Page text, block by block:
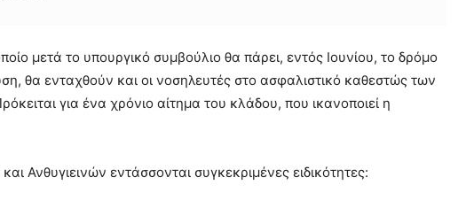
μετά το υπουργικό συμβούλιο θα πάρει, εντός Ιουνίου, το δρόμο
θα ενταχθούν και οι νοσηλευτές στο ασφαλιστικό καθεστώς των
για ένα χρόνιο αίτημα του κλάδου, που ικανοποιεί η
Ανθυγιεινών εντάσσονται συγκεκριμένες ειδικότητες: